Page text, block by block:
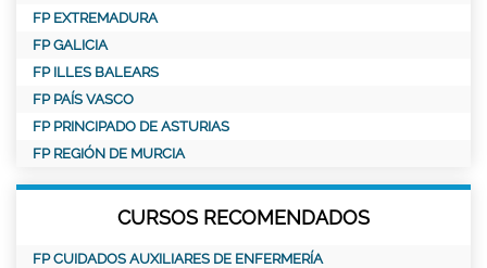
FP EXTREMADURA
FP GALICIA
FP ILLES BALEARS
FP PAÍS VASCO
FP PRINCIPADO DE ASTURIAS
FP REGIÓN DE MURCIA
CURSOS RECOMENDADOS
FP CUIDADOS AUXILIARES DE ENFERMERÍA